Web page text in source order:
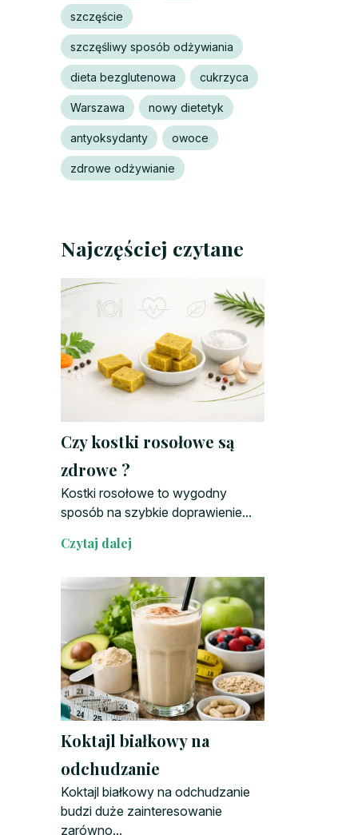
szczęście
szczęśliwy sposób odżywiania
dieta bezglutenowa cukrzyca
Warszawa nowy dietetyk
antyoksydanty owoce
zdrowe odżywianie
Najczęściej czytane
Czy kostki rosołowe są
zdrowe ?
Kostki rosołowe to wygodny
sposób na szybkie doprawienie...
Czytaj dalej
Koktajl białkowy na
odchudzanie
Koktajl białkowy na odchudzanie
budzi duże zainteresowanie
zarówno...